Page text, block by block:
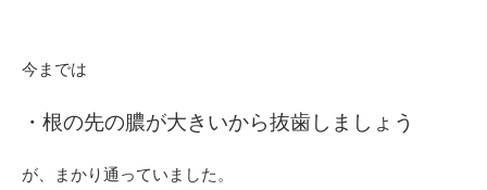
今までは
・根の先の膿が大きいから抜歯しましょう
が、まかり通っていました。